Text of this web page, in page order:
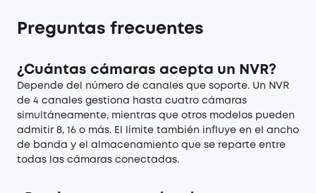
Preguntas frecuentes
¿Cuántas cámaras acepta un NVR?
Depende del número de canales que soporte. Un NVR
de 4 canales gestiona hasta cuatro cámaras
simultáneamente, mientras que otros modelos pueden
admitir 8, 16 o más. El límite también influye en el ancho
de banda y el almacenamiento que se reparte entre
todas las cámaras conectadas.